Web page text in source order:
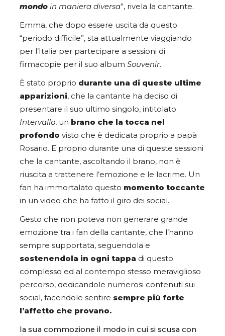
mondo in maniera diversa”, rivela la cantante.
Emma, che dopo essere uscita da questo
“periodo difficile”, sta attualmente viaggiando
per l’Italia per partecipare a sessioni di
firmacopie per il suo album Souvenir.
È stato proprio durante una di queste ultime
apparizioni, che la cantante ha deciso di
presentare il suo ultimo singolo, intitolato
Intervallo, un brano che la tocca nel
profondo visto che è dedicata proprio a papà
Rosario. E proprio durante una di queste sessioni
che la cantante, ascoltando il brano, non è
riuscita a trattenere l’emozione e le lacrime. Un
fan ha immortalato questo momento toccante
in un video che ha fatto il giro dei social.
Gesto che non poteva non generare grande
emozione tra i fan della cantante, che l’hanno
sempre supportata, seguendola e
sostenendola in ogni tappa di questo
complesso ed al contempo stesso meraviglioso
percorso, dedicandole numerosi contenuti sui
social, facendole sentire sempre più forte
l’affetto che provano.
la sua commozione il modo in cui si scusa con